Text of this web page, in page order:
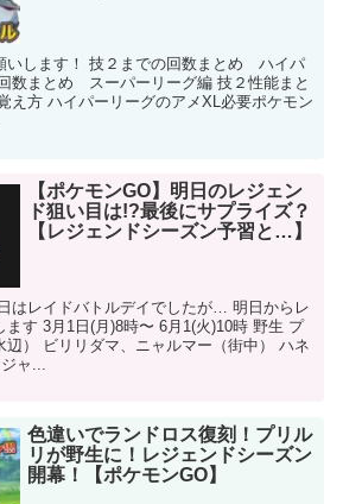
いします！ 技２までの回数まとめ ハイパ
数まとめ スーパーリーグ編 技２性能まと
え方 ハイパーリーグのアメXL必要ポケモン
【ポケモンGO】明日のレジェン
ド狙い目は!?最後にサプライズ？
【レジェンドシーズン予習と…】
はレイドバトルデイでしたが… 明日からレ
ます 3月1日(月)8時〜 6月1(火)10時 野生 プ
辺） ビリリダマ、ニャルマー（街中） ハネ
ャ...
色違いでランドロス復刻！プリル
リが野生に！レジェンドシーズン
開幕！【ポケモンGO】